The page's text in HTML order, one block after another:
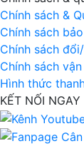
Chính sách &
Chính sách
Chính sách
Chính sách
Hình thức
KẾT NỐI NGAY